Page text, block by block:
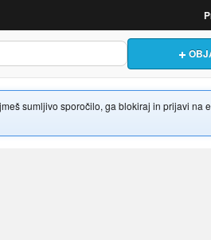
sumljivo sporočilo, ga blokiraj in prijavi na